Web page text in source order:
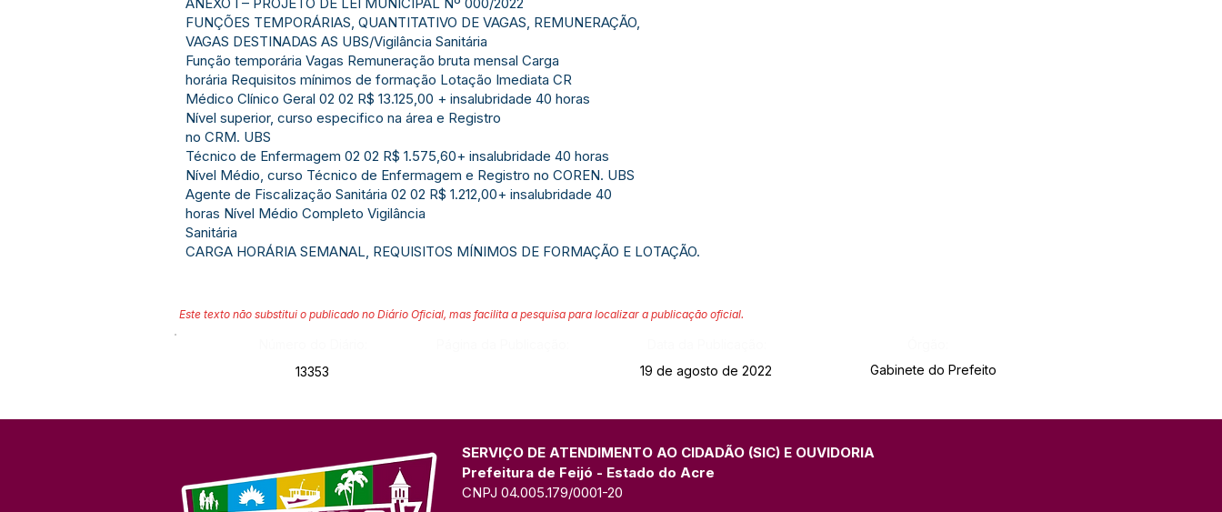
FUNÇÕES TEMPORÁRIAS, QUANTITATIVO DE VAGAS, REMUNERAÇÃO,
VAGAS DESTINADAS AS UBS/Vigilância Sanitária
Função temporária Vagas Remuneração bruta mensal Carga
horária Requisitos mínimos de formação Lotação Imediata CR
Médico Clínico Geral 02 02 R$ 13.125,00 + insalubridade 40 horas
Nível superior, curso especifico na área e Registro
no CRM. UBS
Técnico de Enfermagem 02 02 R$ 1.575,60+ insalubridade 40 horas
Nível Médio, curso Técnico de Enfermagem e Registro no COREN. UBS
Agente de Fiscalização Sanitária 02 02 R$ 1.212,00+ insalubridade 40
horas Nível Médio Completo Vigilância
Sanitária
CARGA HORÁRIA SEMANAL, REQUISITOS MÍNIMOS DE FORMAÇÃO E LOTAÇÃO.
Este texto não substitui o publicado no Diário Oficial, mas facilita a pesquisa para localizar a publicação oficial.
13353
19 de agosto de 2022 Gabinete do Prefeito
SERVIÇO DE ATENDIMENTO AO CIDADÃO (SIC) E OUVIDORIA
Prefeitura de Feijó - Estado do Acre
CNPJ 04.005.179/0001-20